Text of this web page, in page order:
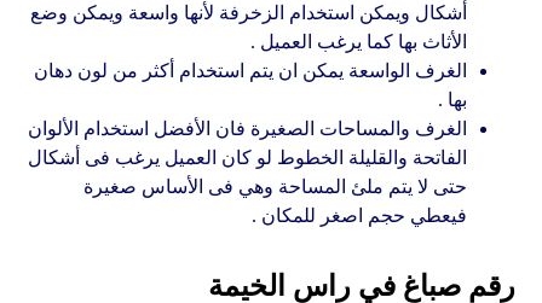
أشكال ويمكن استخدام الزخرفة لأنها واسعة ويمكن وضع
الأثاث بها كما يرغب العميل .
الغرف الواسعة يمكن ان يتم استخدام أكثر من لون دهان
بها .
الغرف والمساحات الصغيرة فان الأفضل استخدام الألوان
الفاتحة والقليلة الخطوط لو كان العميل يرغب فى أشكال
حتى لا يتم ملئ المساحة وهي فى الأساس صغيرة
فيعطي حجم اصغر للمكان .
رقم صباغ في راس الخيمة